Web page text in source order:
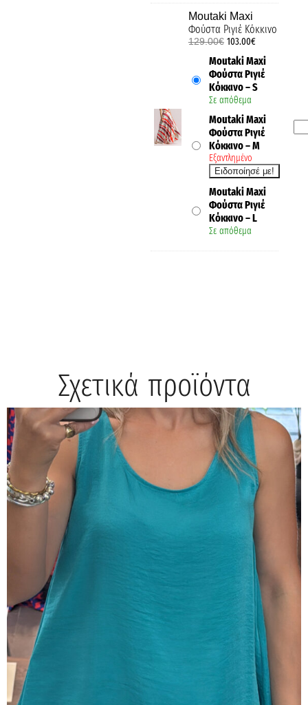
Moutaki Maxi
Φούστα Ριγιέ Κόκκινο
129.00€ 103.00€
Moutaki Maxi
Φούστα Ριγιέ
Κόκκινο – S
Σε απόθεμα
Moutaki Maxi
Φούστα Ριγιέ
Κόκκινο – M
Εξαντλημένο
Moutaki Maxi
Φούστα Ριγιέ
Κόκκινο – L
Σε απόθεμα
Σχετικά προϊόντα